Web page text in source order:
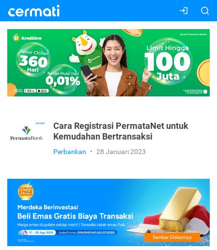
Cara Registrasi PermataNet untuk
Kemudahan Bertransaksi
Perbankan • 28 Januari 2023